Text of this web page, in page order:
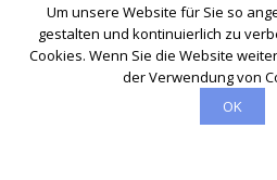
Um unsere Website für Sie so
gestalten und kontinuierlich zu
Cookies. Wenn Sie die Website
der Verwendung von
OK